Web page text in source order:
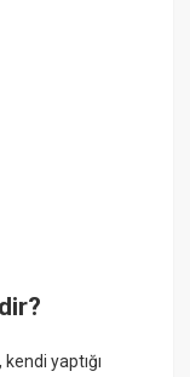
yaptığı